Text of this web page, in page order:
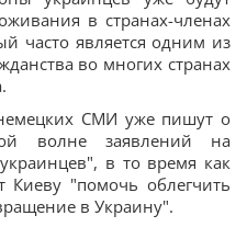
в странах-членах
часто является одним из
во многих странах
СМИ уже пишут о
волне заявлений на
в то время как
Киеву "помочь облегчить
в Украину".